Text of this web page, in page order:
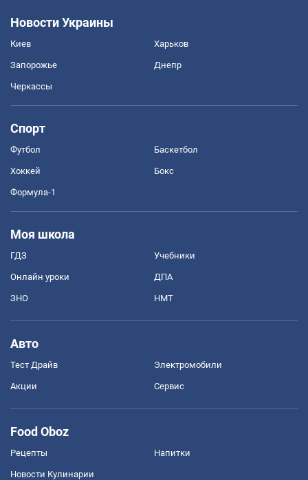
Новости Украины
Киев Харьков
Запорожье Днепр
Черкассы
Спорт
Футбол Баскетбол
Хоккей Бокс
Формула-1
Моя школа
ГДЗ Учебники
Онлайн уроки ДПА
ЗНО НМТ
Авто
Тест Драйв Электромобили
Акции Сервис
Food Oboz
Рецепты Напитки
Новости Кулинарии